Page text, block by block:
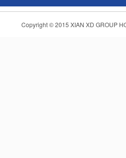
Copyright © 2015 XIAN XD GROUP